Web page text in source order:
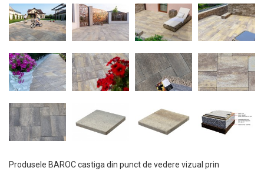
Produsele BAROC castiga din punct de vedere vizual prin